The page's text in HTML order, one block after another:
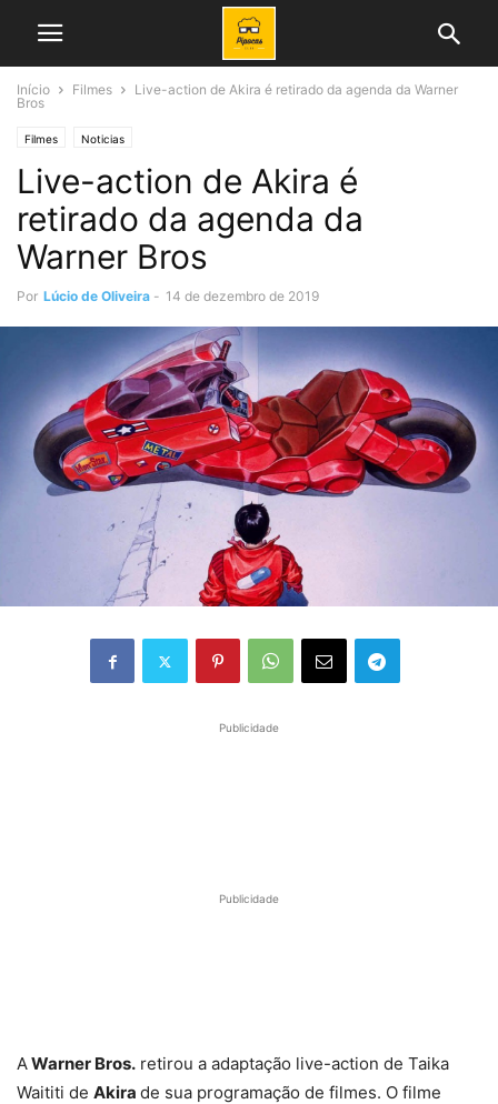
Início Filmes
Live-action de Akira é retirado da agenda da Warner
Bros
Filmes Noticias
Live-action de Akira é
retirado da agenda da
Warner Bros
Por Lúcio de Oliveira - 14 de dezembro de 2019
Publicidade
Publicidade
AWarner Bros. retirou a adaptação live-action de Taika
Waititi de Akira de sua programação de filmes. O filme